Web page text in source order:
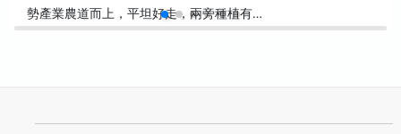
勢產業農道而上，平坦好走，兩旁種植有…